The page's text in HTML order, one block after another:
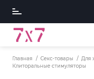
Главная Секс-товары
Для
Клиторальные стимуляторы